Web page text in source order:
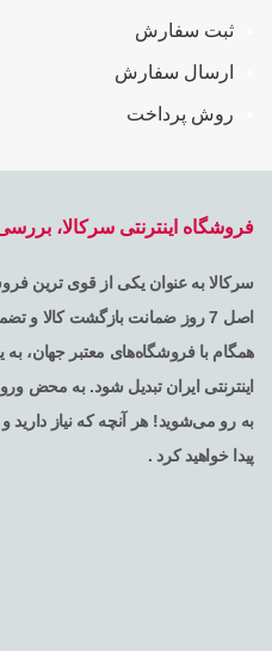
ثبت سفارش
ارسال سفارش
روش پرداخت
فروشگاه اینترنتی سرکالا،
سرکالا به عنوان یکی از قوی ترین
اصل 7 روز ضمانت بازگشت کالا و
همگام با فروشگاه‌های معتبر جهان،
اینترنتی ایران تبدیل شود. به محض
به رو می‌شوید! هر آنچه که نیاز دارید
پیدا خواهید کرد .